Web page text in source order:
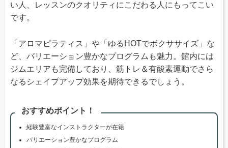
い人、レッスンのクオリティにこだわる人にもってこい
です。
「アロマピラティス」や「ゆるHOTでボクササイズ」な
ど、バリエーション豊かなプログラムも魅力。館内には
ジムエリアも完備しており、筋トレ＆有酸素運動でさら
なるシェイプアップ効果を期待できるでしょう。
おすすめポイント！
経験豊富なインストラクターが在籍
バリエーション豊かなプログラム